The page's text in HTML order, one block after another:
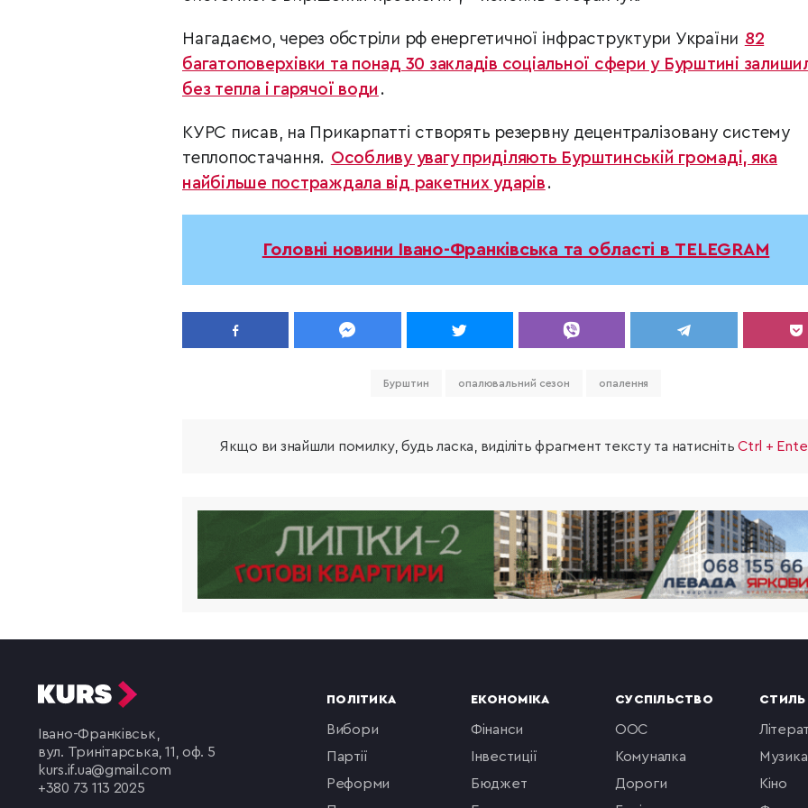
Нагадаємо, через обстріли рф енергетичної інфраструктури України 82
багатоповерхівки та понад 30 закладів соціальної сфери у Бурштині
без тепла і гарячої води .
КУРС писав, на Прикарпатті створять резервну децентралізовану систему
теплопостачання. Особливу увагу приділяють Бурштинській громаді, яка
найбільше постраждала від ракетних ударів .
Головні новини Івано-Франківська та області в TELEGRAM
Бурштин опалювальний сезон опалення
Якщо ви знайшли помилку, будь ласка, виділіть фрагмент тексту та натиснітьCtrl +
Івано-Франківськ,
вул. Тринітарська, 11, оф. 5
kurs.if.ua@gmail.com
+380 73 113 2025
ПОЛІТИКА
вибори
партії
реформи
ЕКОНОМІКА
фінанси
інвестиції
бюджет
СУСПІЛЬСТВО
ООС
комуналка
Дороги
музика
кіно